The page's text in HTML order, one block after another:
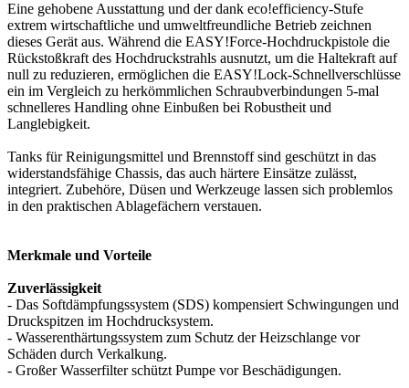
Eine gehobene Ausstattung und der dank eco!efficiency-Stufe
extrem wirtschaftliche und umweltfreundliche Betrieb zeichnen
dieses Gerät aus. Während die EASY!Force-Hochdruckpistole die
Rückstoßkraft des Hochdruckstrahls ausnutzt, um die Haltekraft auf
null zu reduzieren, ermöglichen die EASY!Lock-Schnellverschlüsse
ein im Vergleich zu herkömmlichen Schraubverbindungen 5-mal
schnelleres Handling ohne Einbußen bei Robustheit und
Langlebigkeit.
Tanks für Reinigungsmittel und Brennstoff sind geschützt in das
widerstandsfähige Chassis, das auch härtere Einsätze zulässt,
integriert. Zubehöre, Düsen und Werkzeuge lassen sich problemlos
in den praktischen Ablagefächern verstauen.
Merkmale und Vorteile
Zuverlässigkeit
- Das Softdämpfungssystem (SDS) kompensiert Schwingungen und
Druckspitzen im Hochdrucksystem.
- Wasserenthärtungssystem zum Schutz der Heizschlange vor
Schäden durch Verkalkung.
- Großer Wasserfilter schützt Pumpe vor Beschädigungen.